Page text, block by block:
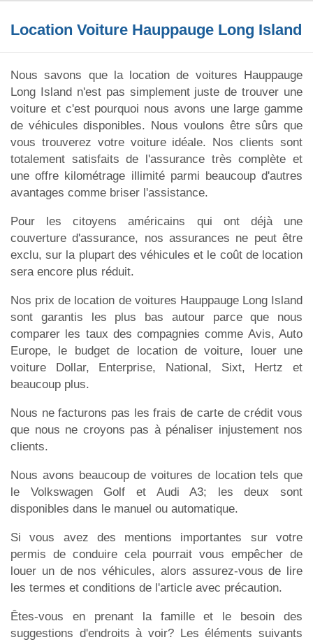
Location Voiture Hauppauge Long Island
Nous savons que la location de voitures Hauppauge
Long Island n'est pas simplement juste de trouver une
voiture et c'est pourquoi nous avons une large gamme
de véhicules disponibles. Nous voulons être sûrs que
vous trouverez votre voiture idéale. Nos clients sont
totalement satisfaits de l'assurance très complète et
une offre kilométrage illimité parmi beaucoup d'autres
avantages comme briser l'assistance.
Pour les citoyens américains qui ont déjà une
couverture d'assurance, nos assurances ne peut être
exclu, sur la plupart des véhicules et le coût de location
sera encore plus réduit.
Nos prix de location de voitures Hauppauge Long Island
sont garantis les plus bas autour parce que nous
comparer les taux des compagnies comme Avis, Auto
Europe, le budget de location de voiture, louer une
voiture Dollar, Enterprise, National, Sixt, Hertz et
beaucoup plus.
Nous ne facturons pas les frais de carte de crédit vous
que nous ne croyons pas à pénaliser injustement nos
clients.
Nous avons beaucoup de voitures de location tels que
le Volkswagen Golf et Audi A3; les deux sont
disponibles dans le manuel ou automatique.
Si vous avez des mentions importantes sur votre
permis de conduire cela pourrait vous empêcher de
louer un de nos véhicules, alors assurez-vous de lire
les termes et conditions de l'article avec précaution.
Êtes-vous en prenant la famille et le besoin des
suggestions d'endroits à voir? Les éléments suivants